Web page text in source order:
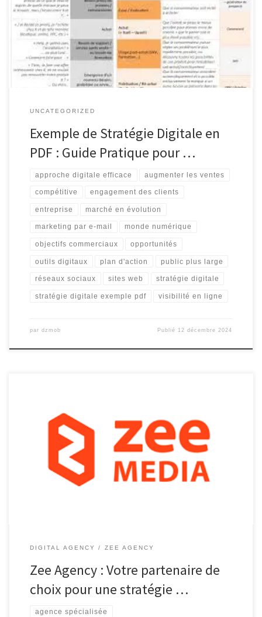
essentiel pour les entreprises cherchant à prospérer dans
l’économie numérique d’aujourd’hui. En élaborant une stratégie
digitale efficace, une entreprise peut atteindre ses objectifs
commerciaux, renforcer sa présence en ligne et fidéliser […]
UNCATEGORIZED
Exemple de Stratégie Digitale en
PDF : Guide Pratique pour …
approche digitale efficace augmenter les ventes
compétitive engagement des clients
entreprise marché en évolution
marketing par e-mail monde numérique
objectifs commerciaux opportunités
outils digitaux plan d'action public plus large
réseaux sociaux sites web stratégie digitale
stratégie digitale exemple pdf visibilité en ligne
par dzmob Publié 12 décembre 2024
Zee Agency : Votre partenaire pour une stratégie digitale
gagnante Dans un monde de plus en plus connecté, la présence
en ligne est devenue essentielle pour toute entreprise qui
souhaite prospérer. C’est là que Zee Agency entre en jeu. En tant
qu’agence spécialisée dans la stratégie digitale, Zee Agency offre
DIGITAL AGENCY ZEE AGENCY
Zee Agency : Votre partenaire de
choix pour une stratégie …
agence spécialisée